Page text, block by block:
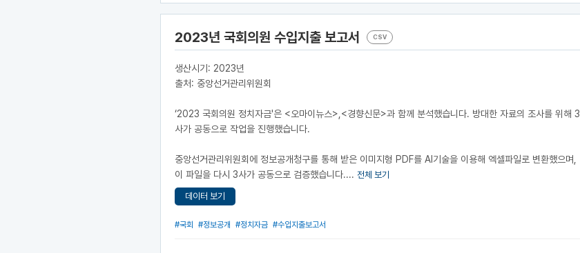
2023년 국회의원 수입지출 보고서 CSV
생산시기: 2023년
출처: 중앙선거관리위원회
‘2023 국회의원 정치자금'은 <오마이뉴스>,<경향신문>과 함께 분석했습니다. 방대한 자료의 조사를 위해 3
사가 공동으로 작업을 진행했습니다.
중앙선거관리위원회에 정보공개청구를 통해 받은 이미지형 PDF를 AI기술을 이용해 엑셀파일로 변환했으며,
이 파일을 다시 3사가 공동으로 검증했습니다.... 전체 보기
데이터 보기
#국회 #정보공개 #정치자금 #수입지출보고서